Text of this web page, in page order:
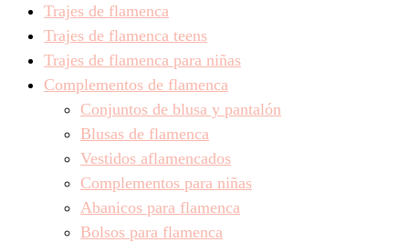
Trajes de flamenca
Trajes de flamenca teens
Trajes de flamenca para niñas
Complementos de flamenca
Conjuntos de blusa y pantalón
Blusas de flamenca
Vestidos aflamencados
Complementos para niñas
Abanicos para flamenca
Bolsos para flamenca